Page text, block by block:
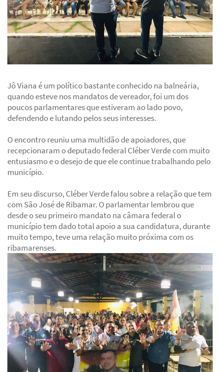
Jô Viana é um político bastante conhecido na balneária,
quando esteve nos mandatos de vereador, foi um dos
poucos parlamentares que estiveram ao lado povo,
defendendo e lutando pelos seus interesses.
O encontro reuniu uma multidão de apoiadores, que
recepcionaram o deputado federal Cléber Verde com muito
entusiasmo e o desejo de que ele continue trabalhando pelo
município.
Em seu discurso, Cléber Verde falou sobre a relação que tem
com São José de Ribamar. O parlamentar lembrou que
desde o seu primeiro mandato na câmara federal o
município tem dado total apoio a sua candidatura, durante
muito tempo, teve uma relação muito próxima com os
ribamarenses.